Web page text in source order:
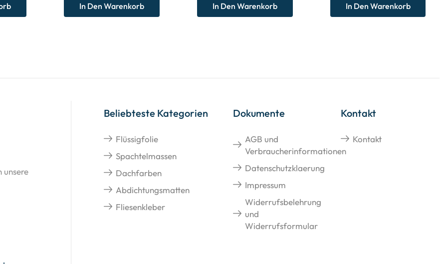
In Den Warenkorb In Den Warenkorb In Den Warenkorb
unsere
Beliebteste Kategorien
Flüssigfolie
Spachtelmassen
Dachfarben
Abdichtungsmatten
Fliesenkleber
Dokumente
AGB und
Verbraucherinformationen
Datenschutzklaerung
Impressum
Widerrufsbelehrung
und
Widerrufsformular
Kontakt
Kontakt